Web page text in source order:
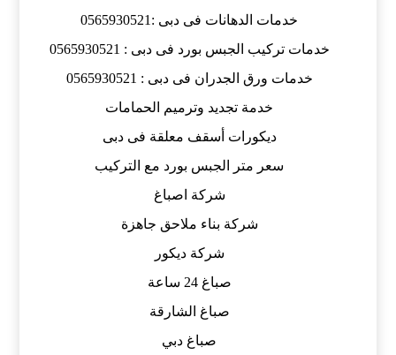
خدمات الدهانات فى دبى :0565930521
خدمات تركيب الجبس بورد فى دبى : 0565930521
خدمات ورق الجدران فى دبى : 0565930521
خدمة تجديد وترميم الحمامات
ديكورات أسقف معلقة فى دبى
سعر متر الجبس بورد مع التركيب
شركة اصباغ
شركة بناء ملاحق جاهزة
شركة ديكور
صباغ 24 ساعة
صباغ الشارقة
صباغ دبي